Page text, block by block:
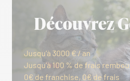
Découvrez
Jusqu’à 3000 € / an
Jusqu’à 100 % de frais
0€ de franchise, 0€ de frais